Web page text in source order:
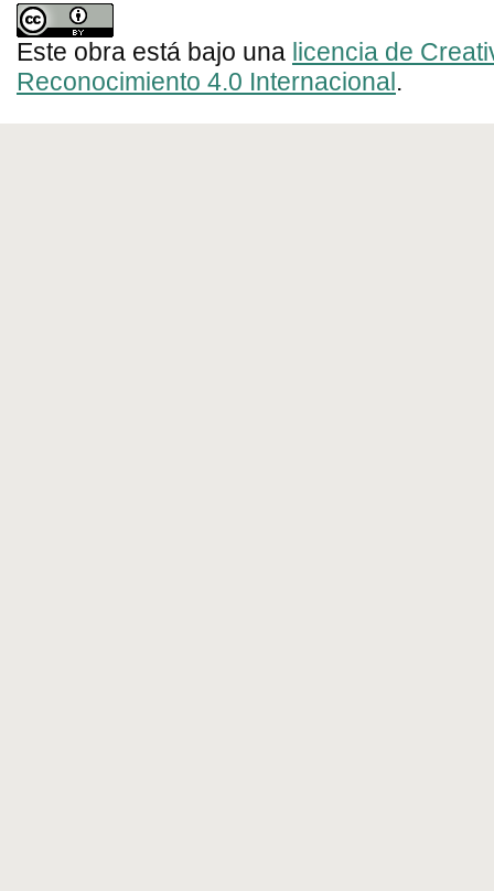
Este obra está bajo una licencia de
Reconocimiento 4.0 Internacional .